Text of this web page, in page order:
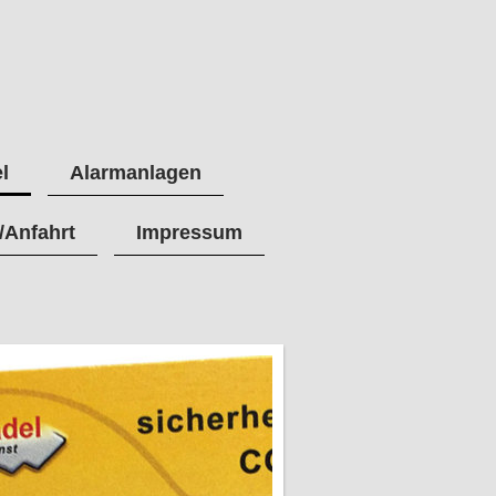
Alarmanlagen
Impressum